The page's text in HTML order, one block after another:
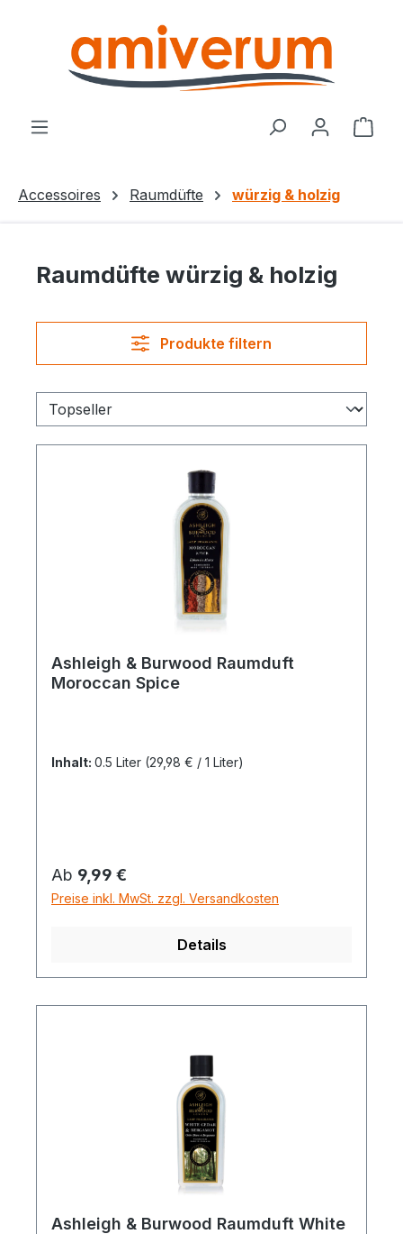
Zum Hauptinhalt springen
Accessoires Raumdüfte würzig & holzig
Raumdüfte würzig & holzig
Produkte filtern
Ashleigh & Burwood Raumduft
Moroccan Spice
Inhalt: 0.5 Liter (29,98 € / 1 Liter)
Regulärer Preis:
Ab 9,99 €
Preise inkl. MwSt. zzgl. Versandkosten
Details
Ashleigh & Burwood Raumduft White